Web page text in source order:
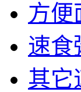
方便
速食
其它